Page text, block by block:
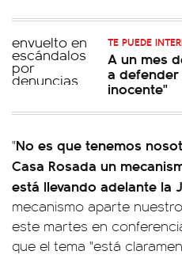
TE PUEDE
A un mes
a
inocente"
"No es que tenemos
Casa Rosada un
está llevando adelante la
mecanismo aparte
este martes en
que el tema "está